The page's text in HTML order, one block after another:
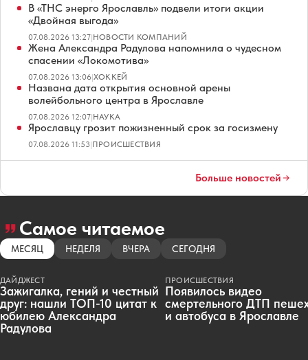
В «ТНС энерго Ярославль» подвели итоги акции
«Двойная выгода»
07.08.2026 13:27|НОВОСТИ КОМПАНИЙ
Жена Александра Радулова напомнила о чудесном
спасении «Локомотива»
07.08.2026 13:06|ХОККЕЙ
Названа дата открытия основной арены
волейбольного центра в Ярославле
07.08.2026 12:07|НАУКА
Ярославцу грозит пожизненный срок за госизмену
07.08.2026 11:53|ПРОИСШЕСТВИЯ
Больше новостей
Самое читаемое
МЕСЯЦ НЕДЕЛЯ ВЧЕРА СЕГОДНЯ
ДАЙДЖЕСТ
Зажигалка, гений и честный
друг: нашли ТОП-10 цитат к
юбилею Александра
Радулова
ПРОИСШЕСТВИЯ
Появилось видео
смертельного ДТП
и автобуса в Ярославле